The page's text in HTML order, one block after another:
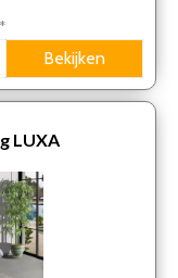
*
Bekijken
LUXA